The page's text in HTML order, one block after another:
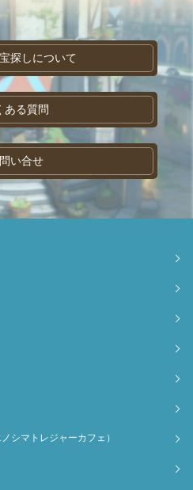
探しについて
ある質問
い合せ
シマトレジャーカフェ）